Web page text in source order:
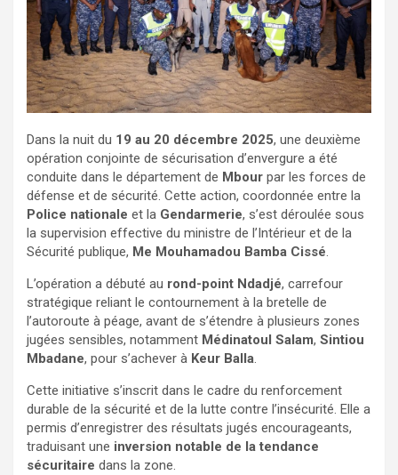
Dans la nuit du 19 au 20 décembre 2025, une deuxième
opération conjointe de sécurisation d’envergure a été
conduite dans le département de Mbour par les forces de
défense et de sécurité. Cette action, coordonnée entre la
Police nationale et la Gendarmerie, s’est déroulée sous
la supervision effective du ministre de l’Intérieur et de la
Sécurité publique, Me Mouhamadou Bamba Cissé.
L’opération a débuté au rond-point Ndadjé, carrefour
stratégique reliant le contournement à la bretelle de
l’autoroute à péage, avant de s’étendre à plusieurs zones
jugées sensibles, notamment Médinatoul Salam, Sintiou
Mbadane, pour s’achever à Keur Balla.
Cette initiative s’inscrit dans le cadre du renforcement
durable de la sécurité et de la lutte contre l’insécurité. Elle a
permis d’enregistrer des résultats jugés encourageants,
traduisant une inversion notable de la tendance
sécuritaire dans la zone.